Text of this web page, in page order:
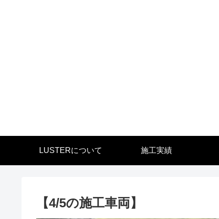
LUSTERについて 施工実績
【4/5の施工車両】